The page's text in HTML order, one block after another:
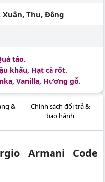
&
Chính sách đổi trả &
bảo hành
Armani Code
Xuân, Thu, Đông
táo.
khấu, Hạt cà rốt.
Vanilla, Hương gỗ.